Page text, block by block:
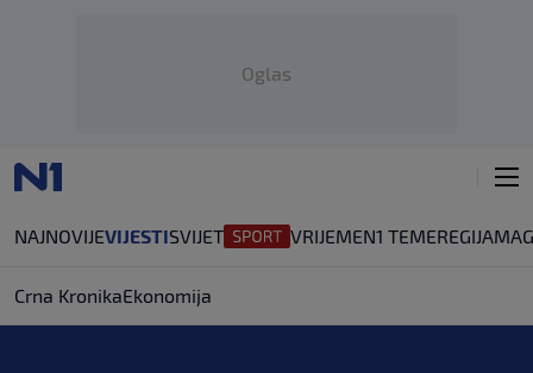
Oglas
NAJNOVIJEVIJESTISVIJET VRIJEMEN1 TEMEREGIJA
Crna KronikaEkonomija